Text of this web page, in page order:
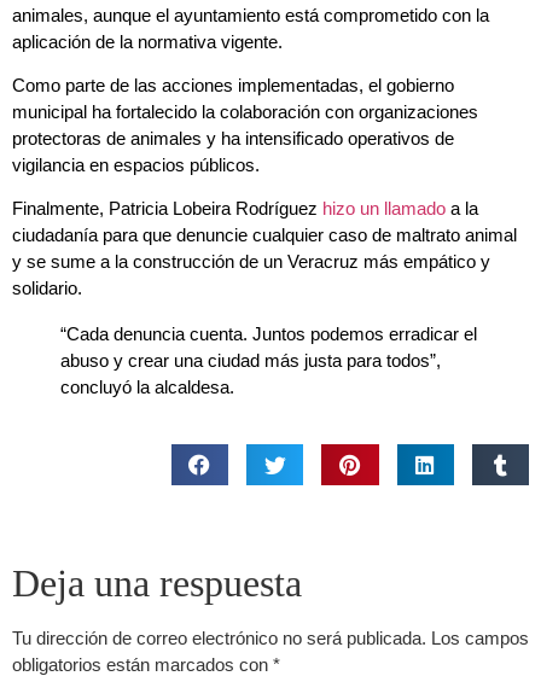
animales, aunque el ayuntamiento está comprometido con la
aplicación de la normativa vigente.
Como parte de las acciones implementadas, el gobierno
municipal ha fortalecido la colaboración con organizaciones
protectoras de animales y ha intensificado operativos de
vigilancia en espacios públicos.
Finalmente, Patricia Lobeira Rodríguez hizo un llamado a la
ciudadanía para que denuncie cualquier caso de maltrato animal
y se sume a la construcción de un Veracruz más empático y
solidario.
“Cada denuncia cuenta. Juntos podemos erradicar el
abuso y crear una ciudad más justa para todos”,
concluyó la alcaldesa.
Deja una respuesta
Tu dirección de correo electrónico no será publicada. Los campos
obligatorios están marcados con *